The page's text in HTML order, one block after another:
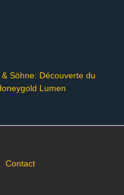
Söhne: Découverte du
Lumen
Contact